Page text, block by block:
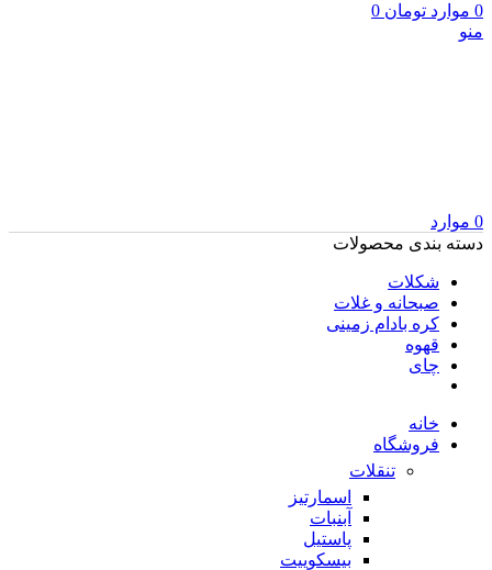
0 موارد تومان
منو
0 موارد
دسته بندی محصولات
شکلات
صبحانه و غلات
کره بادام زمینی
قهوه
چای
خانه
فروشگاه
تنقلات
اسمارتیز
آبنبات
پاستیل
بیسکوییت